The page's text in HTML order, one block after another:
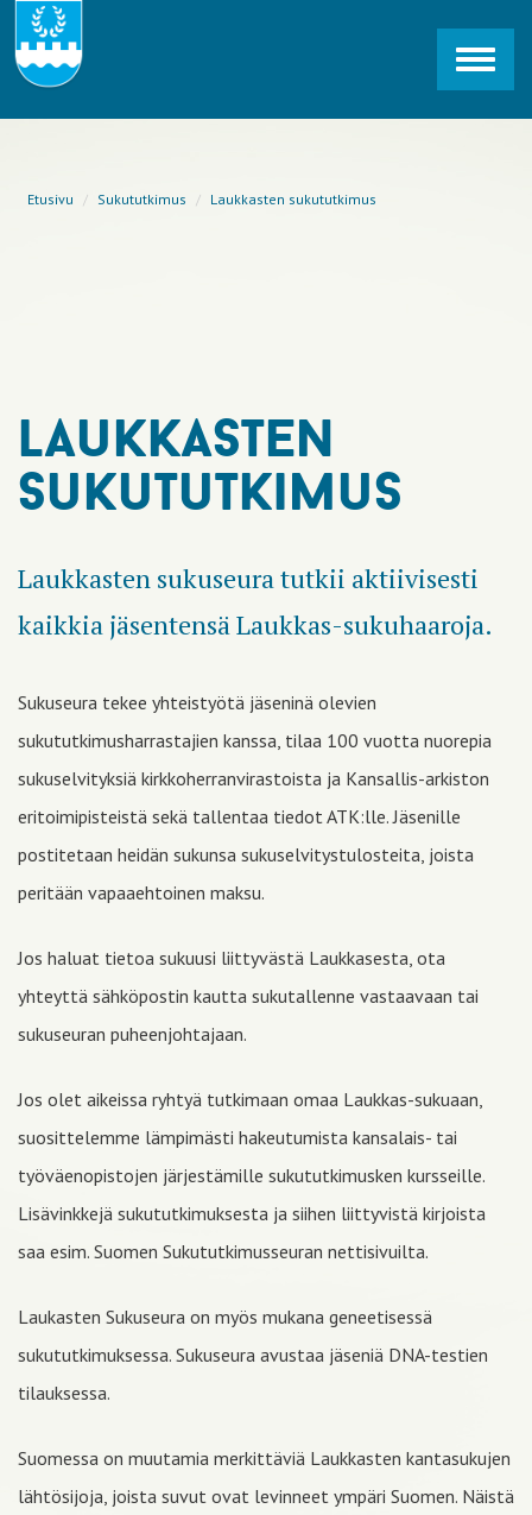
Etusivu Sukututkimus Laukkasten sukututkimus
laukkasten
sukututkimus
Laukkasten sukuseura tutkii aktiivisesti
kaikkia jäsentensä Laukkas-sukuhaaroja.
Sukuseura tekee yhteistyötä jäseninä olevien
sukututkimusharrastajien kanssa, tilaa 100 vuotta nuorepia
sukuselvityksiä kirkkoherranvirastoista ja Kansallis-arkiston
eritoimipisteistä sekä tallentaa tiedot ATK:lle. Jäsenille
postitetaan heidän sukunsa sukuselvitystulosteita, joista
peritään vapaaehtoinen maksu.
Jos haluat tietoa sukuusi liittyvästä Laukkasesta, ota
yhteyttä sähköpostin kautta sukutallenne vastaavaan tai
sukuseuran puheenjohtajaan.
Jos olet aikeissa ryhtyä tutkimaan omaa Laukkas-sukuaan,
suosittelemme lämpimästi hakeutumista kansalais- tai
työväenopistojen järjestämille sukututkimusken kursseille.
Lisävinkkejä sukututkimuksesta ja siihen liittyvistä kirjoista
saa esim. Suomen Sukututkimusseuran nettisivuilta.
Laukasten Sukuseura on myös mukana geneetisessä
sukututkimuksessa. Sukuseura avustaa jäseniä DNA-testien
tilauksessa.
Suomessa on muutamia merkittäviä Laukkasten kantasukujen
lähtösijoja, joista suvut ovat levinneet ympäri Suomen. Näistä